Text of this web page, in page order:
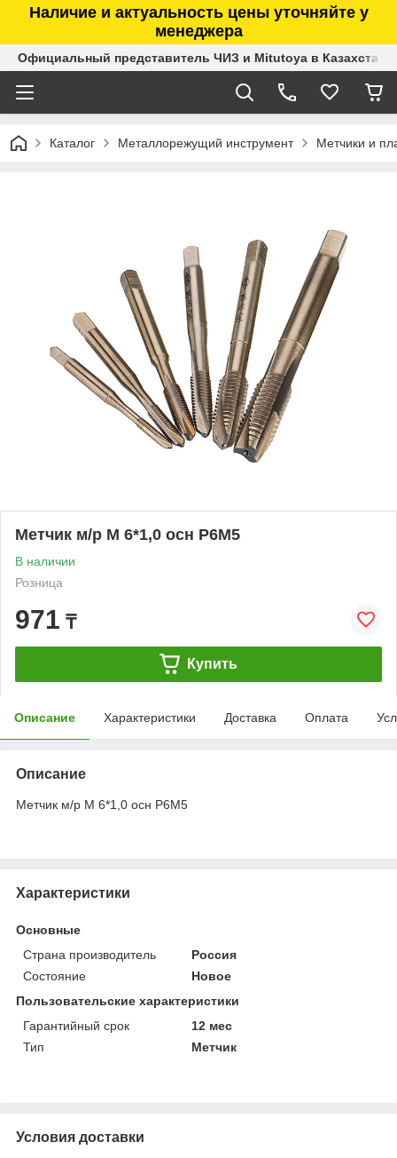
Наличие и актуальность цены уточняйте у
менеджера
Официальный представитель ЧИЗ и Mitutoya в Казахстане
Каталог Металлорежущий инструмент Метчики и
Метчик м/р М 6*1,0 осн Р6М5
В наличии
Розница
971 ₸
Купить
Описание Характеристики Доставка Оплата
Описание
Метчик м/р М 6*1,0 осн Р6М5
Характеристики
Основные
Страна производитель
Россия
Состояние
Новое
Пользовательские характеристики
Гарантийный срок
12 мес
Тип
Метчик
Условия доставки